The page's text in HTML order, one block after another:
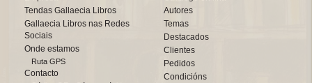
Tendas Gallaecia Libros
Gallaecia Libros nas Redes
Sociais
Onde estamos
Ruta GPS
Contacto
Autores
Temas
Destacados
Clientes
Pedidos
Condicións